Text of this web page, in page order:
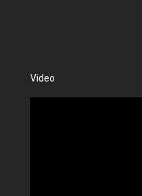
Video